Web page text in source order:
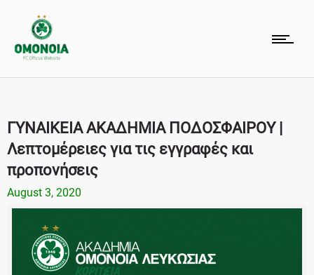
ΓΥΝΑΙΚΕΙΑ ΑΚΑΔΗΜΙΑ ΠΟΔΟΣΦΑΙΡΟΥ |
Λεπτομέρειες για τις εγγραφές και
προπονήσεις
August 3, 2020